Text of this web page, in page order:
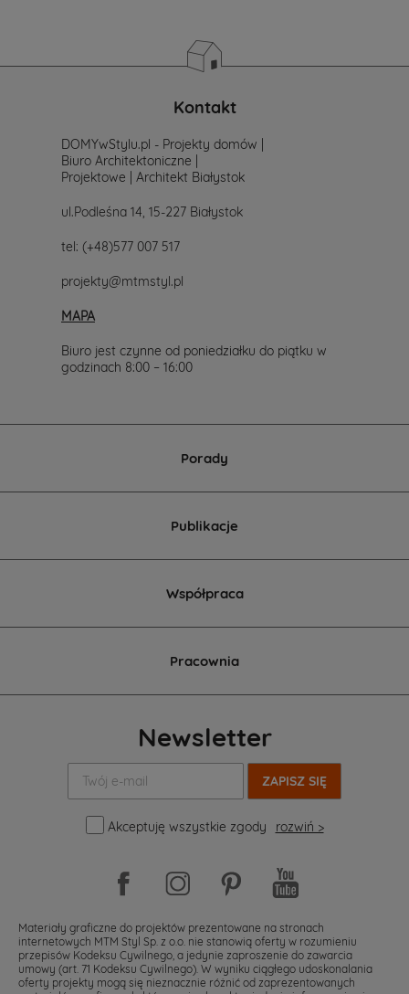
Kontakt
DOMYwStylu.pl - Projekty domów |
Biuro Architektoniczne |
Projektowe | Architekt Białystok
ul.Podleśna 14, 15-227 Białystok
tel: (+48)577 007 517
projekty@mtmstyl.pl
MAPA
Biuro jest czynne od poniedziałku do piątku w
godzinach 8:00 – 16:00
Porady
Publikacje
Współpraca
Pracownia
Newsletter
mail:
Akceptuję wszystkie zgody
rozwiń >
Materiały graficzne do projektów prezentowane na stronach
internetowych MTM Styl Sp. z o.o. nie stanowią oferty w rozumieniu
przepisów Kodeksu Cywilnego, a jedynie zaproszenie do zawarcia
umowy (art. 71 Kodeksu Cywilnego). W wyniku ciągłego udoskonalania
oferty projekty mogą się nieznacznie różnić od zaprezentowanych